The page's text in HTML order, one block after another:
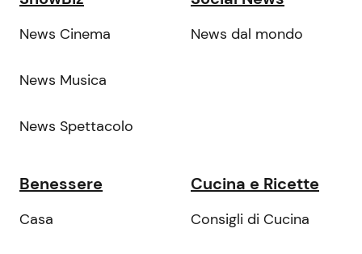
News Cinema
News Musica
News Spettacolo
News dal mondo
Benessere
Casa
Cucina e Ricette
Consigli di Cucina